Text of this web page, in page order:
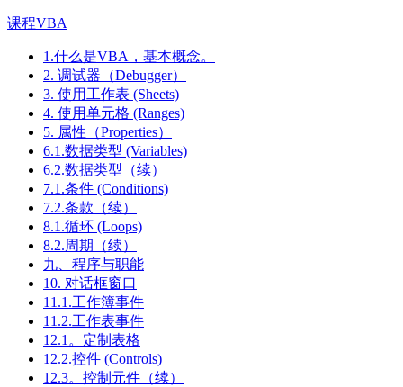
课程VBA
1.什么是VBA，基本概念。
2. 调试器（Debugger）
3. 使用工作表 (Sheets)
4. 使用单元格 (Ranges)
5. 属性（Properties）
6.1.数据类型 (Variables)
6.2.数据类型（续）
7.1.条件 (Conditions)
7.2.条款（续）
8.1.循环 (Loops)
8.2.周期（续）
九、程序与职能
10. 对话框窗口
11.1.工作簿事件
11.2.工作表事件
12.1。定制表格
12.2.控件 (Controls)
12.3。控制元件（续）